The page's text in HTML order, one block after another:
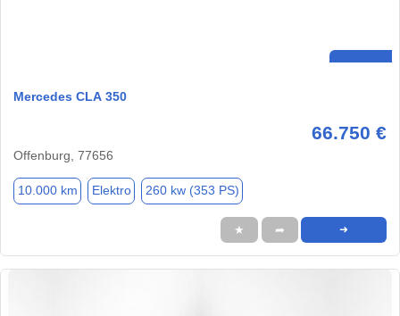
Mercedes CLA 350
66.750 €
Offenburg, 77656
10.000 km Elektro 260 kw (353 PS)
★ ➦ ➜